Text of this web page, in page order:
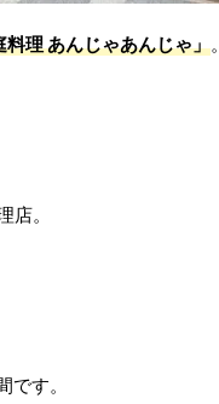
料理 あんじゃあんじゃ」。
。
す。